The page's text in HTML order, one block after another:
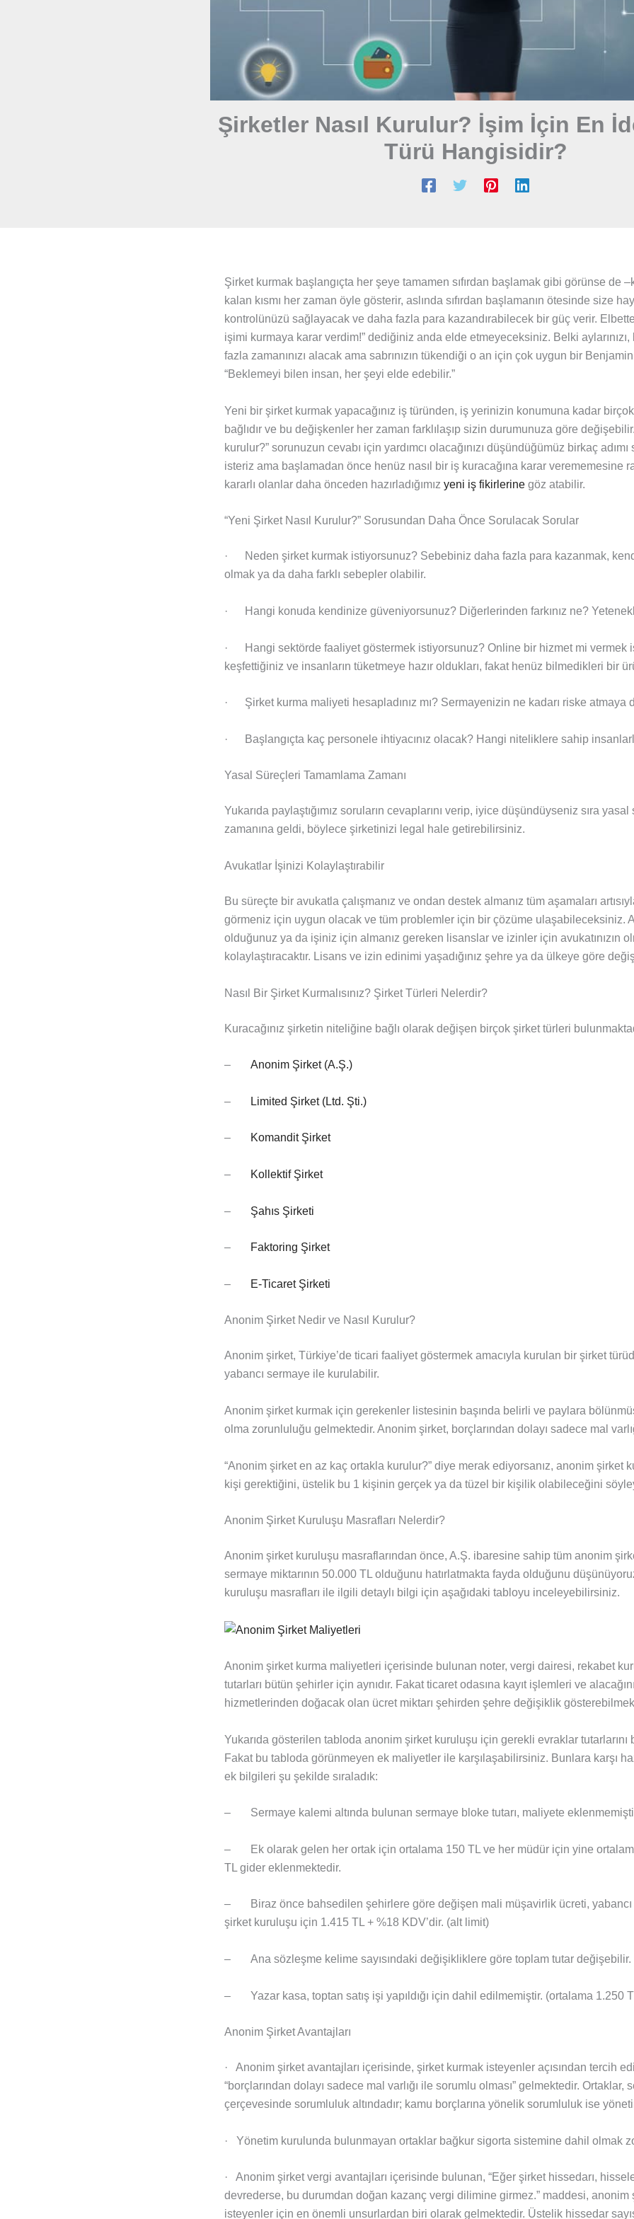
Şirketler Nasıl Kurulur? İşim İçin En
Türü Hangisidir?
Şirket kurmak başlangıçta her şeye tamamen sıfırdan başlamak gibi görünse de
kalan kısmı her zaman öyle gösterir, aslında sıfırdan başlamanın ötesinde size
kontrolünüzü sağlayacak ve daha fazla para kazandırabilecek bir güç verir.
işimi kurmaya karar verdim!” dediğiniz anda elde etmeyeceksiniz. Belki
fazla zamanınızı alacak ama sabrınızın tükendiği o an için çok uygun bir
“Beklemeyi bilen insan, her şeyi elde edebilir.”
Yeni bir şirket kurmak yapacağınız iş türünden, iş yerinizin konumuna kadar
bağlıdır ve bu değişkenler her zaman farklılaşıp sizin durumunuza göre değişebilir.
kurulur?” sorunuzun cevabı için yardımcı olacağınızı düşündüğümüz birkaç
isteriz ama başlamadan önce henüz nasıl bir iş kuracağına karar verememesine
kararlı olanlar daha önceden hazırladığımız yeni iş fikirlerine göz atabilir.
“Yeni Şirket Nasıl Kurulur?” Sorusundan Daha Önce Sorulacak Sorular
· Neden şirket kurmak istiyorsunuz? Sebebiniz daha fazla para kazanmak,
olmak ya da daha farklı sebepler olabilir.
· Hangi konuda kendinize güveniyorsunuz? Diğerlerinden farkınız ne?
· Hangi sektörde faaliyet göstermek istiyorsunuz? Online bir hizmet mi vermek
keşfettiğiniz ve insanların tüketmeye hazır oldukları, fakat henüz bilmedikleri bir
· Şirket kurma maliyeti hesapladınız mı? Sermayenizin ne kadarı riske atmaya
· Başlangıçta kaç personele ihtiyacınız olacak? Hangi niteliklere sahip insanlarla
Yasal Süreçleri Tamamlama Zamanı
Yukarıda paylaştığımız soruların cevaplarını verip, iyice düşündüyseniz sıra
zamanına geldi, böylece şirketinizi legal hale getirebilirsiniz.
Avukatlar İşinizi Kolaylaştırabilir
Bu süreçte bir avukatla çalışmanız ve ondan destek almanız tüm aşamaları
görmeniz için uygun olacak ve tüm problemler için bir çözüme ulaşabileceksiniz.
olduğunuz ya da işiniz için almanız gereken lisanslar ve izinler için avukatınızın
kolaylaştıracaktır. Lisans ve izin edinimi yaşadığınız şehre ya da ülkeye göre
Nasıl Bir Şirket Kurmalısınız? Şirket Türleri Nelerdir?
Kuracağınız şirketin niteliğine bağlı olarak değişen birçok şirket türleri
– Anonim Şirket (A.Ş.)
– Limited Şirket (Ltd. Şti.)
– Komandit Şirket
– Kollektif Şirket
– Şahıs Şirketi
– Faktoring Şirket
– E-Ticaret Şirketi
Anonim Şirket Nedir ve Nasıl Kurulur?
Anonim şirket, Türkiye’de ticari faaliyet göstermek amacıyla kurulan bir şirket
yabancı sermaye ile kurulabilir.
Anonim şirket kurmak için gerekenler listesinin başında belirli ve paylara
olma zorunluluğu gelmektedir. Anonim şirket, borçlarından dolayı sadece mal
“Anonim şirket en az kaç ortakla kurulur?” diye merak ediyorsanız, anonim şirket
kişi gerektiğini, üstelik bu 1 kişinin gerçek ya da tüzel bir kişilik olabileceğini
Anonim Şirket Kuruluşu Masrafları Nelerdir?
Anonim şirket kuruluşu masraflarından önce, A.Ş. ibaresine sahip tüm anonim
sermaye miktarının 50.000 TL olduğunu hatırlatmakta fayda olduğunu
kuruluşu masrafları ile ilgili detaylı bilgi için aşağıdaki tabloyu inceleyebilirsiniz.
Anonim şirket kurma maliyetleri içerisinde bulunan noter, vergi dairesi, rekabet
tutarları bütün şehirler için aynıdır. Fakat ticaret odasına kayıt işlemleri ve
hizmetlerinden doğacak olan ücret miktarı şehirden şehre değişiklik
Yukarıda gösterilen tabloda anonim şirket kuruluşu için gerekli evraklar tutarlarını
Fakat bu tabloda görünmeyen ek maliyetler ile karşılaşabilirsiniz. Bunlara karşı
ek bilgileri şu şekilde sıraladık:
– Sermaye kalemi altında bulunan sermaye bloke tutarı, maliyete
– Ek olarak gelen her ortak için ortalama 150 TL ve her müdür için yine
TL gider eklenmektedir.
– Biraz önce bahsedilen şehirlere göre değişen mali müşavirlik ücreti, yabancı
şirket kuruluşu için 1.415 TL + %18 KDV’dir. (alt limit)
– Ana sözleşme kelime sayısındaki değişikliklere göre toplam tutar değişebilir.
– Yazar kasa, toptan satış işi yapıldığı için dahil edilmemiştir. (ortalama 1.250
Anonim Şirket Avantajları
· Anonim şirket avantajları içerisinde, şirket kurmak isteyenler açısından tercih
“borçlarından dolayı sadece mal varlığı ile sorumlu olması” gelmektedir. Ortaklar,
çerçevesinde sorumluluk altındadır; kamu borçlarına yönelik sorumluluk ise
· Yönetim kurulunda bulunmayan ortaklar bağkur sigorta sistemine dahil olmak
· Anonim şirket vergi avantajları içerisinde bulunan, “Eğer şirket hissedarı,
devrederse, bu durumdan doğan kazanç vergi dilimine girmez.” maddesi, anonim
isteyenler için en önemli unsurlardan biri olarak gelmektedir. Üstelik hissedar